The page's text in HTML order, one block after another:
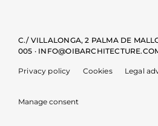
C./ VILLALONGA, 2 PALMA DE
005 ·
Privacy policy Cookies Legal
Manage consent